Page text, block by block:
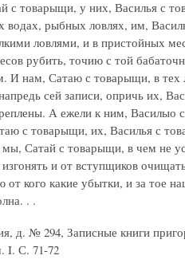
с товарыщи, у них, Василья с
рыбных ловлях, им,
ловлями, и в пристойных
рубить, точию с той
нам, Сатаю с товарыщи, в тех
сей записи, опричь их,
А ежели к ним, Василыо
с товарыщи, их, Василья с
мы, Сатай с товарыщи, в чем
и от вступщиков
от кого какие убытки, и за тое
. .
д. № 294, Записные книги
I. С. 71-72